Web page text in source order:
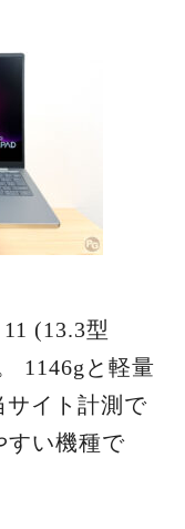
(13.3型
1146gと軽量
サイト計測で
すい機種で